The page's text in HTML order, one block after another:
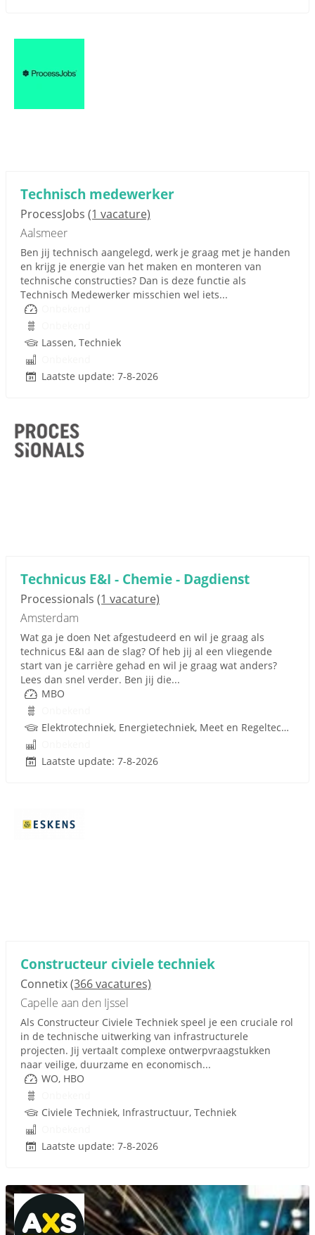
Technisch medewerker
ProcessJobs (1 vacature)
Aalsmeer
Ben jij technisch aangelegd, werk je graag met je handen
en krijg je energie van het maken en monteren van
technische constructies? Dan is deze functie als
Technisch Medewerker misschien wel iets...
Lassen, Techniek
Laatste update: 7-8-2026
Technicus E&I - Chemie - Dagdienst
Processionals (1 vacature)
Amsterdam
Wat ga je doen Net afgestudeerd en wil je graag als
technicus E&I aan de slag? Of heb jij al een vliegende
start van je carrière gehad en wil je graag wat anders?
Lees dan snel verder. Ben jij die...
MBO
Elektrotechniek, Energietechniek, Meet en Regeltechniek, Procestechnologie, W-Installaties
Laatste update: 7-8-2026
Constructeur civiele techniek
Connetix(366 vacatures)
Capelle aan den Ijssel
Als Constructeur Civiele Techniek speel je een cruciale rol
in de technische uitwerking van infrastructurele
projecten. Jij vertaalt complexe ontwerpvraagstukken
naar veilige, duurzame en economisch...
WO, HBO
Civiele Techniek, Infrastructuur, Techniek
Laatste update: 7-8-2026